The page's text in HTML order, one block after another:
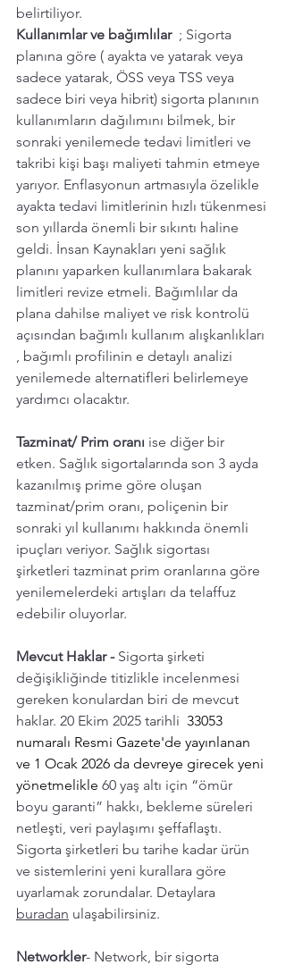
belirtiliyor.
Kullanımlar ve bağımlılar ; Sigorta
planına göre ( ayakta ve yatarak veya
sadece yatarak, ÖSS veya TSS veya
sadece biri veya hibrit) sigorta planının
kullanımların dağılımını bilmek, bir
sonraki yenilemede tedavi limitleri ve
takribi kişi başı maliyeti tahmin etmeye
yarıyor. Enflasyonun artmasıyla özelikle
ayakta tedavi limitlerinin hızlı tükenmesi
son yıllarda önemli bir sıkıntı haline
geldi. İnsan Kaynakları yeni sağlık
planını yaparken kullanımlara bakarak
limitleri revize etmeli. Bağımlılar da
plana dahilse maliyet ve risk kontrolü
açısından bağımlı kullanım alışkanlıkları
, bağımlı profilinin e detaylı analizi
yenilemede alternatifleri belirlemeye
yardımcı olacaktır.
Tazminat/ Prim oranı ise diğer bir
etken. Sağlık sigortalarında son 3 ayda
kazanılmış prime göre oluşan
tazminat/prim oranı, poliçenin bir
sonraki yıl kullanımı hakkında önemli
ipuçları veriyor. Sağlık sigortası
şirketleri tazminat prim oranlarına göre
yenilemelerdeki artışları da telaffuz
edebilir oluyorlar.
Mevcut Haklar - Sigorta şirketi
değişikliğinde titizlikle incelenmesi
gereken konulardan biri de mevcut
haklar. 20 Ekim 2025 tarihli 33053
numaralı Resmi Gazete'de yayınlanan
ve 1 Ocak 2026 da devreye girecek yeni
yönetmelikle 60 yaş altı için “ömür
boyu garanti” hakkı, bekleme süreleri
netleşti, veri paylaşımı şeffaflaştı.
Sigorta şirketleri bu tarihe kadar ürün
ve sistemlerini yeni kurallara göre
uyarlamak zorundalar. Detaylara
buradan ulaşabilirsiniz.
Networkler- Network, bir sigorta